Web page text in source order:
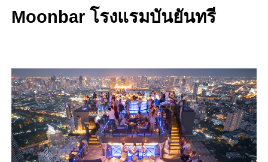
Moonbar โรงแรมบันยันทรี